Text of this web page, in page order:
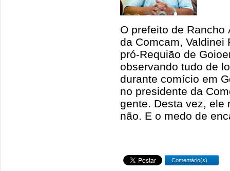
O prefeito de Rancho
da Comcam, Valdinei
pró-Requião de
observando tudo de
durante comício em
no presidente da
gente. Desta vez, ele
não. E o medo de
Comentário(s)